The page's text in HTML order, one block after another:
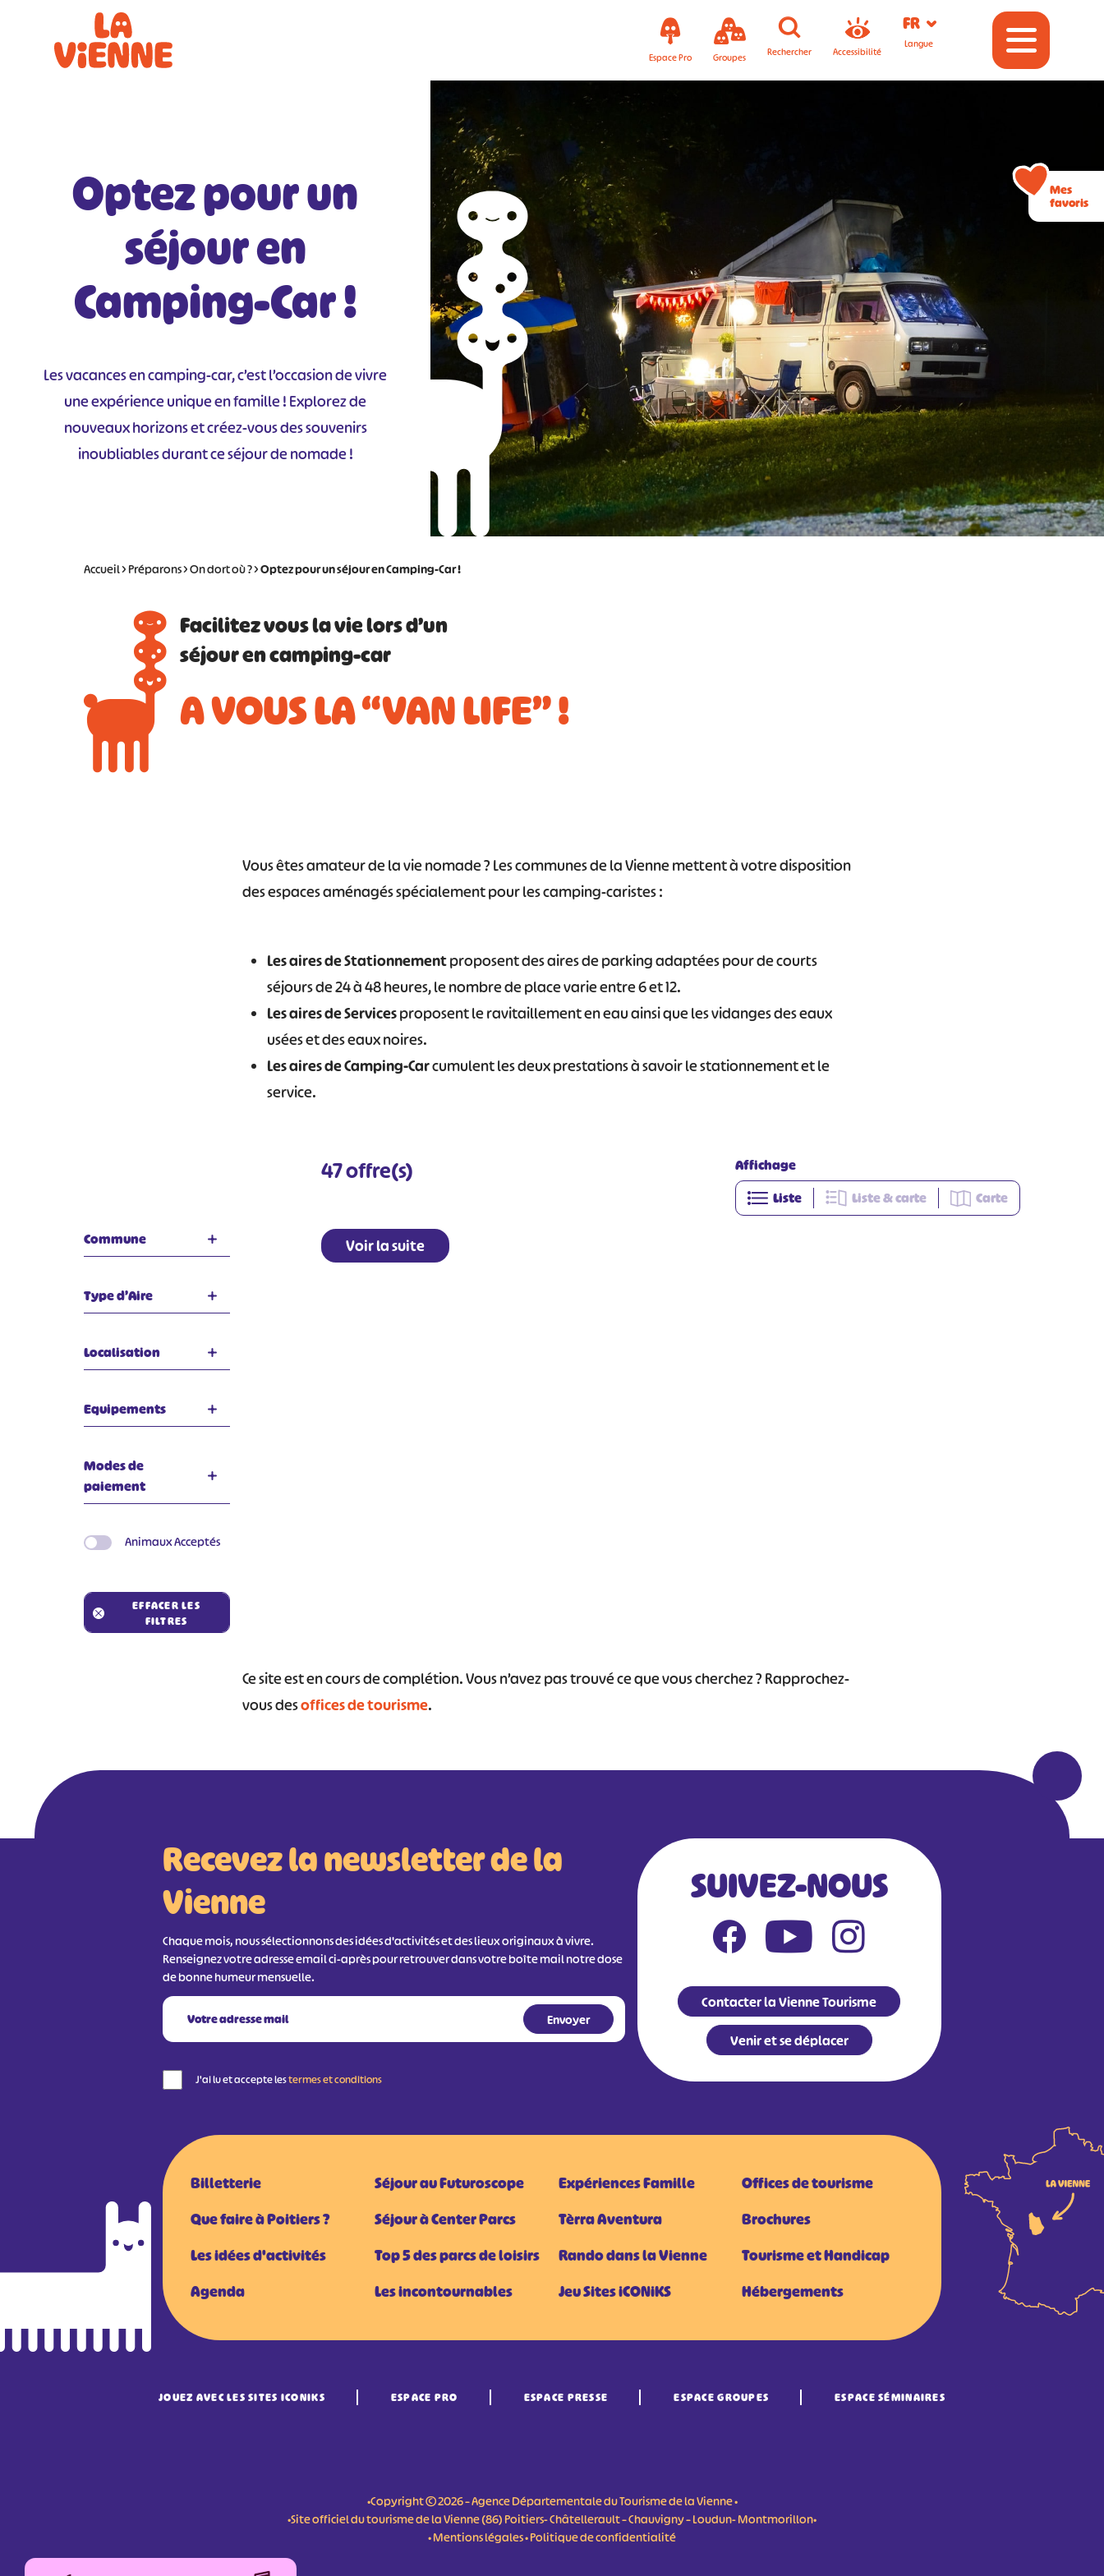
Espace Pro Groupes Rechercher Accessibilité
FR
Langue
Optez pour un
séjour en
Camping-Car !
Les vacances en camping-car, c’est l’occasion de vivre
une expérience unique en famille ! Explorez de
nouveaux horizons et créez-vous des souvenirs
inoubliables durant ce séjour de nomade !
Accueil>Préparons>On dort où ?>Optez pour un séjour en Camping-Car !
Facilitez vous la vie lors d’un
séjour en camping-car
A VOUS LA “VAN LIFE” !
Vous êtes amateur de la vie nomade ? Les communes de la Vienne mettent à votre disposition
des espaces aménagés spécialement pour les camping-caristes :
Les aires de Stationnementproposent des aires de parking adaptées pour de courts
séjours de 24 à 48 heures, le nombre de place varie entre 6 et 12.
Les aires de Servicesproposent le ravitaillement en eau ainsi que les vidanges des eaux
usées et des eaux noires.
Les aires de Camping-Carcumulent les deux prestations à savoir le stationnement et le
service.
47offre(s)
Affichage
Liste
Liste & carte Carte
Commune
Type d’Aire
Localisation
Equipements
Modes de
paiement
Animaux Acceptés
EFFACER LES
FILTRES
Voir la suite
Ce site est en cours de complétion. Vous n’avez pas trouvé ce que vous cherchez ? Rapprochez-
vous desoffices de tourisme.
Recevez la newsletter de la
Vienne
Chaque mois, nous sélectionnons des idées d'activités et des lieux originaux à vivre.
Renseignez votre adresse email ci-après pour retrouver dans votre boîte mail notre dose
de bonne humeur mensuelle.
J'ai lu et accepte lestermes et conditions
SUIVEZ-NOUS
Contacter la Vienne Tourisme
Venir et se déplacer
Billetterie
Que faire à Poitiers ?
Les idées d'activités
Agenda
Séjour au Futuroscope
Séjour à Center Parcs
Top 5 des parcs de loisirs
Les incontournables
Expériences Famille
Tèrra Aventura
Rando dans la Vienne
Jeu Sites iCONiKS
Offices de tourisme
Brochures
Tourisme et Handicap
Hébergements
JOUEZ AVEC LES SITES ICONIKS ESPACE PRO ESPACE PRESSE ESPACE GROUPES ESPACE SÉMINAIRES
•Copyright © 2026 – Agence Départementale du Tourisme de la Vienne •
•Site officiel du tourisme de la Vienne (86) Poitiers- Châtellerault – Chauvigny – Loudun- Montmorillon•
•Mentions légales•Politique de confidentialité
Mes
favoris
Panneau de gestion des cookies